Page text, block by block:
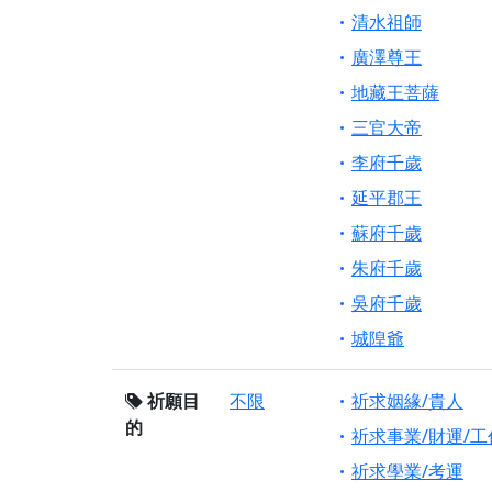
清水祖師
廣澤尊王
地藏王菩薩
三官大帝
李府千歲
延平郡王
蘇府千歲
朱府千歲
吳府千歲
城隍爺
祈願目
的
不限
祈求姻緣/貴人
祈求事業/財運/工
祈求學業/考運